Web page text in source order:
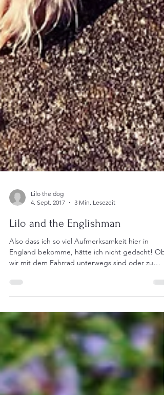
Lilo the dog
4. Sept. 2017
3 Min. Lesezeit
Lilo and the Englishman
Also dass ich so viel Aufmerksamkeit hier in
England bekomme, hätte ich nicht gedacht! Ob
Fuß,...